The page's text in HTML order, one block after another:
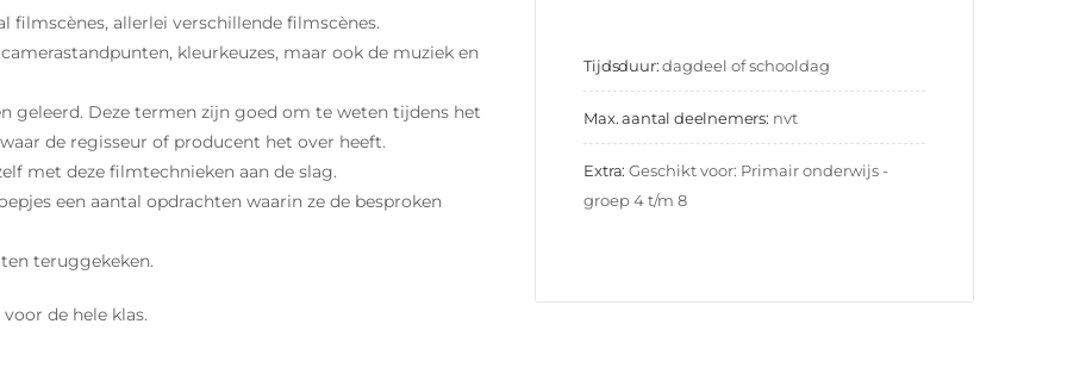
filmscènes, allerlei verschillende filmscènes.
kleurkeuzes, maar ook de muziek en
geleerd. Deze termen zijn goed om te weten tijdens het
de regisseur of producent het over heeft.
met deze filmtechnieken aan de slag.
een aantal opdrachten waarin ze de besproken
teruggekeken.
de hele klas.
Tijdsduur:dagdeel of schooldag
Max. aantal deelnemers: nvt
Extra: Geschikt voor: Primair onderwijs -
groep 4 t/m 8